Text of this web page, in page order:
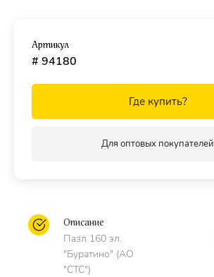
детям, и родителям.
Артикул
# 94180
Где купить?
Для оптовых покупателей
Описание
Пазл 160 эл.
"Буратино" (АО
"СТС")